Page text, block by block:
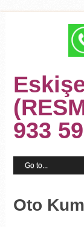
933
Oto